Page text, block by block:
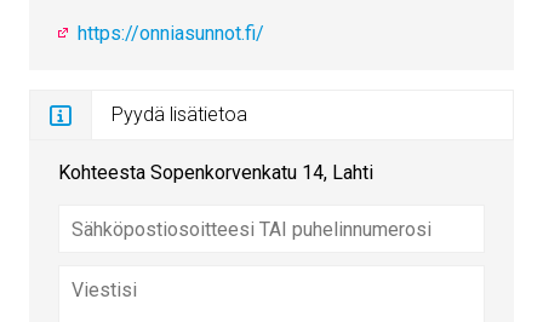
https://onniasunnot.fi/
Pyydä lisätietoa
Kohteesta Sopenkorvenkatu 14, Lahti